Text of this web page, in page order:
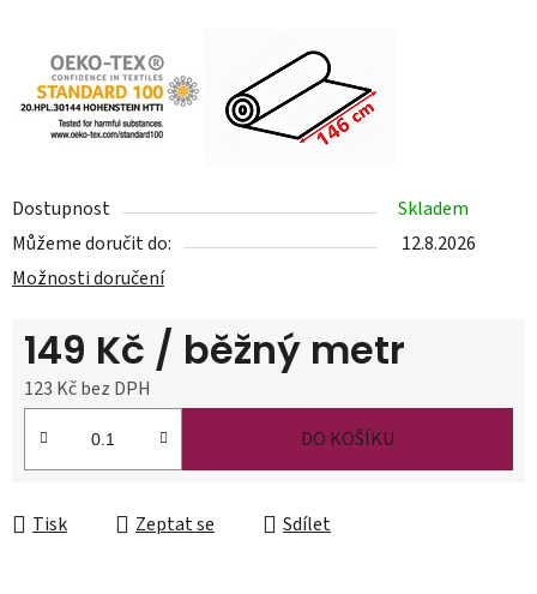
Dostupnost
Skladem
Můžeme doručit do:
12.8.2026
Možnosti doručení
149 Kč / běžný metr
123 Kč bez DPH
Měrná cena:
DO KOŠÍKU
Tisk Zeptat se Sdílet